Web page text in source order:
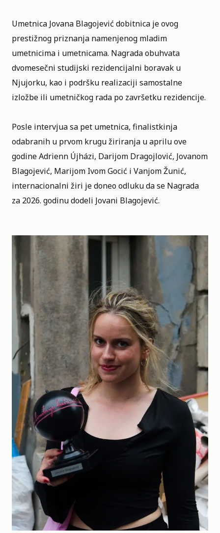
Umetnica Jovana Blagojević dobitnica je ovog
prestižnog priznanja namenjenog mladim
umetnicima i umetnicama. Nagrada obuhvata
dvomesečni studijski rezidencijalni boravak u
Njujorku, kao i podršku realizaciji samostalne
izložbe ili umetničkog rada po završetku rezidencije.
Posle intervjua sa pet umetnica, finalistkinja
odabranih u prvom krugu žiriranja u aprilu ove
godine Adrienn Újházi, Darijom Dragojlović, Jovanom
Blagojević, Marijom Ivom Gocić i Vanjom Žunić,
internacionalni žiri je doneo odluku da se Nagrada
za 2026. godinu dodeli Jovani Blagojević.